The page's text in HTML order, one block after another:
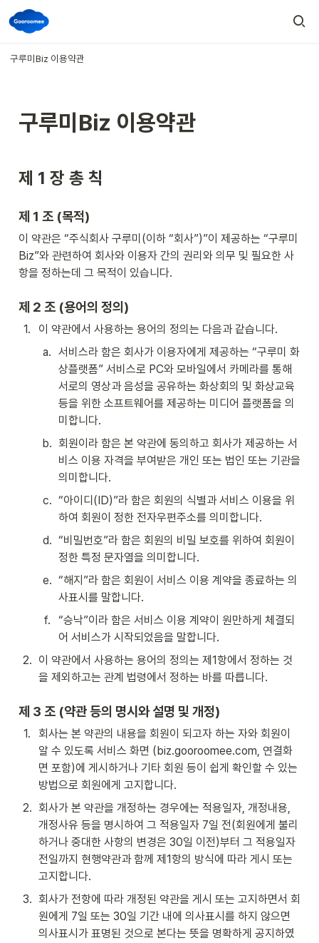
구루미Biz 이용약관
구루미Biz 이용약관
제 1 장 총 칙
제 1 조 (목적)
이 약관은 “주식회사 구루미(이하 “회사”)”이 제공하는 “구루미
Biz”와 관련하여 회사와 이용자 간의 권리와 의무 및 필요한 사
항을 정하는데 그 목적이 있습니다.
제 2 조 (용어의 정의)
1.
이 약관에서 사용하는 용어의 정의는 다음과 같습니다.
a. 서비스라 함은 회사가 이용자에게 제공하는 “구루미 화
상플랫폼” 서비스로 PC와 모바일에서 카메라를 통해
서로의 영상과 음성을 공유하는 화상회의 및 화상교육
등을 위한 소프트웨어를 제공하는 미디어 플랫폼을 의
미합니다.
b. 회원이라 함은 본 약관에 동의하고 회사가 제공하는 서
비스 이용 자격을 부여받은 개인 또는 법인 또는 기관을
의미합니다.
c. “아이디(ID)”라 함은 회원의 식별과 서비스 이용을 위
하여 회원이 정한 전자우편주소를 의미합니다.
d. “비밀번호”라 함은 회원의 비밀 보호를 위하여 회원이
정한 특정 문자열을 의미합니다.
e. “해지”라 함은 회원이 서비스 이용 계약을 종료하는 의
사표시를 말합니다.
f.
“승낙”이라 함은 서비스 이용 계약이 원만하게 체결되
어 서비스가 시작되었음을 말합니다.
2. 이 약관에서 사용하는 용어의 정의는 제1항에서 정하는 것
을 제외하고는 관계 법령에서 정하는 바를 따릅니다.
제 3 조 (약관 등의 명시와 설명 및 개정)
1.
회사는 본 약관의 내용을 회원이 되고자 하는 자와 회원이
알 수 있도록 서비스 화면 (biz.gooroomee.com, 연결화
면 포함)에 게시하거나 기타 회원 등이 쉽게 확인할 수 있는
방법으로 회원에게 고지합니다.
2. 회사가 본 약관을 개정하는 경우에는 적용일자, 개정내용,
개정사유 등을 명시하여 그 적용일자 7일 전(회원에게 불리
하거나 중대한 사항의 변경은 30일 이전)부터 그 적용일자
전일까지 현행약관과 함께 제1항의 방식에 따라 게시 또는
고지합니다.
3. 회사가 전항에 따라 개정된 약관을 게시 또는 고지하면서 회
원에게 7일 또는 30일 기간 내에 의사표시를 하지 않으면
의사표시가 표명된 것으로 본다는 뜻을 명확하게 공지하였